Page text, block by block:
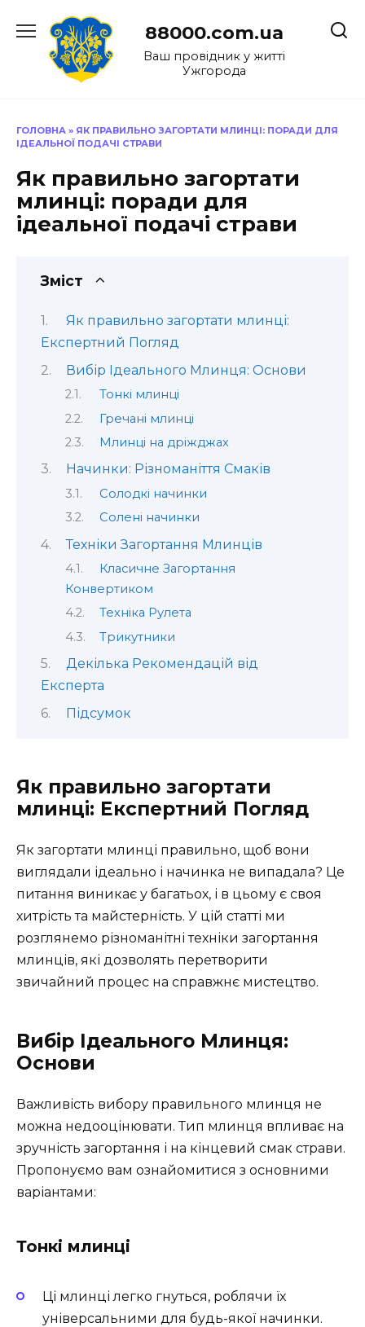
до
88000.com.ua
Ваш провідник у житті
Ужгорода
ГОЛОВНА » ЯК ПРАВИЛЬНО ЗАГОРТАТИ МЛИНЦІ: ПОРАДИ ДЛЯ
ІДЕАЛЬНОЇ ПОДАЧІ СТРАВИ
Як правильно загортати
млинці: поради для
ідеальної подачі страви
Зміст
Як правильно загортати млинці:
Експертний Погляд
Вибір Ідеального Млинця: Основи
Тонкі млинці
Гречані млинці
Млинці на дріжджах
Начинки: Різноманіття Смаків
Солодкі начинки
Солені начинки
Техніки Загортання Млинців
Класичне Загортання
Конвертиком
Техніка Рулета
Трикутники
Декілька Рекомендацій від
Експерта
Підсумок
Як правильно загортати
млинці: Експертний Погляд
Як загортати млинці правильно, щоб вони
виглядали ідеально і начинка не випадала? Це
питання виникає у багатьох, і в цьому є своя
хитрість та майстерність. У цій статті ми
розглянемо різноманітні техніки загортання
млинців, які дозволять перетворити
звичайний процес на справжнє мистецтво.
Вибір Ідеального Млинця:
Основи
Важливість вибору правильного млинця не
можна недооцінювати. Тип млинця впливає на
зручність загортання і на кінцевий смак страви.
Пропонуємо вам ознайомитися з основними
варіантами:
Тонкі млинці
Ці млинці легко гнуться, роблячи їх
універсальними для будь-якої начинки.